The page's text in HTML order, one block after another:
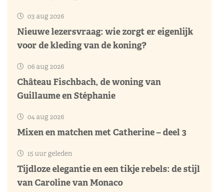
03 aug 2026
Nieuwe lezersvraag: wie zorgt er eigenlijk
voor de kleding van de koning?
06 aug 2026
Château Fischbach, de woning van
Guillaume en Stéphanie
04 aug 2026
Mixen en matchen met Catherine – deel 3
15 uur geleden
Tijdloze elegantie en een tikje rebels: de stijl
van Caroline van Monaco